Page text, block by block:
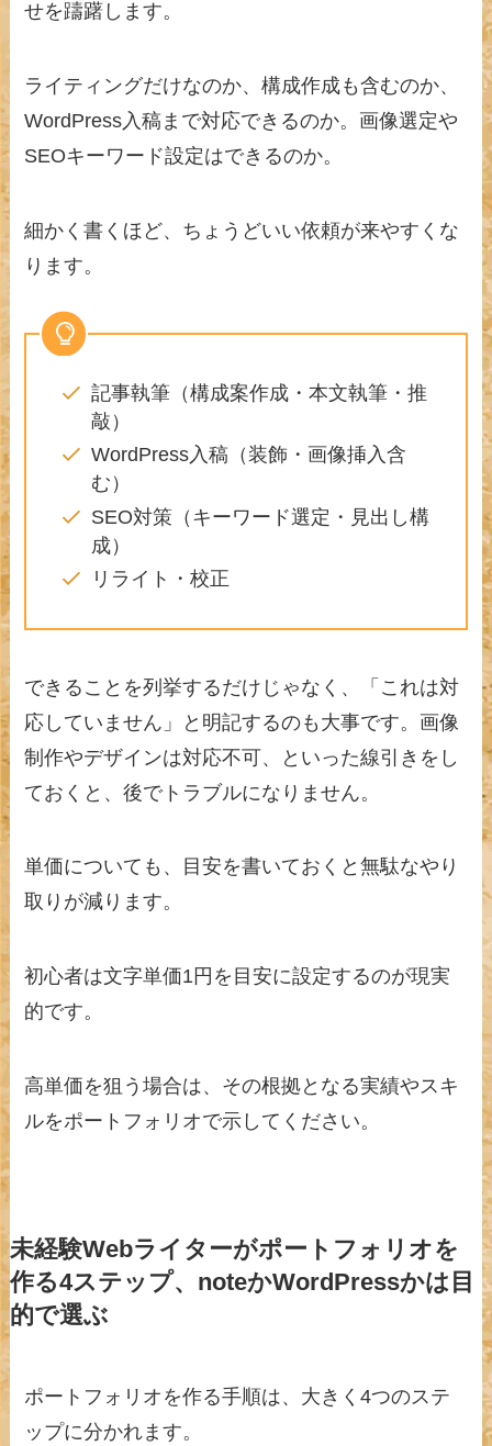
せを躊躇します。
ライティングだけなのか、構成作成も含むのか、
WordPress入稿まで対応できるのか。画像選定や
SEOキーワード設定はできるのか。
細かく書くほど、ちょうどいい依頼が来やすくな
ります。
記事執筆（構成案作成・本文執筆・推
敲）
WordPress入稿（装飾・画像挿入含
む）
SEO対策（キーワード選定・見出し構
成）
リライト・校正
できることを列挙するだけじゃなく、「これは対
応していません」と明記するのも大事です。画像
制作やデザインは対応不可、といった線引きをし
ておくと、後でトラブルになりません。
単価についても、目安を書いておくと無駄なやり
取りが減ります。
初心者は文字単価1円を目安に設定するのが現実
的です。
高単価を狙う場合は、その根拠となる実績やスキ
ルをポートフォリオで示してください。
未経験Webライターがポートフォリオを
作る4ステップ、noteかWordPressかは目
的で選ぶ
ポートフォリオを作る手順は、大きく4つのステ
ップに分かれます。